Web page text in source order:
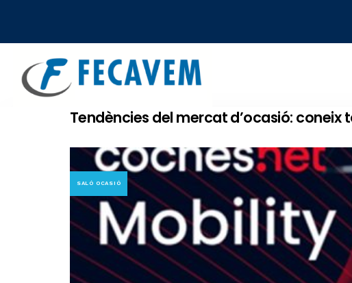
navigation
Tendències del mercat d’ocasió: coneix
SALÓ OCASIÓ